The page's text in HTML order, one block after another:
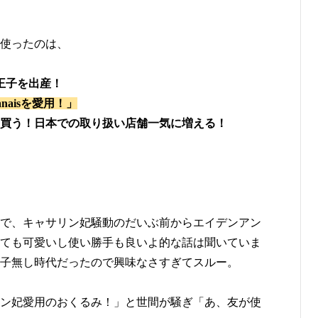
ったのは、
を出産！
を愛用！」
う！日本での取り扱い店舗一気に増える！
、キャサリン妃騒動のだいぶ前からエイデンアン
も可愛いし使い勝手も良いよ的な話は聞いていま
無し時代だったので興味なさすぎてスルー。
妃愛用のおくるみ！」と世間が騒ぎ「あ、友が使